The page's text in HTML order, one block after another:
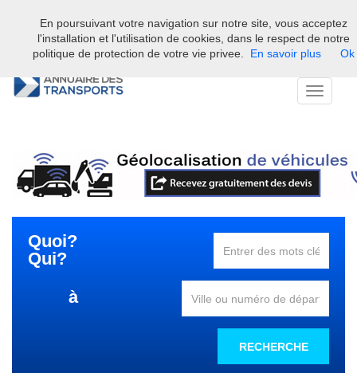
Bienvenue sur l'annuaire professionnel du transport et de la la
logistique en France.
Toggle
Quoi?
Qui?
à
RECHERCHE
En poursuivant votre navigation sur notre site, vous acceptez
l'installation et l'utilisation de cookies, dans le respect de notre
politique de protection de votre vie privee.
En savoir plus Ok